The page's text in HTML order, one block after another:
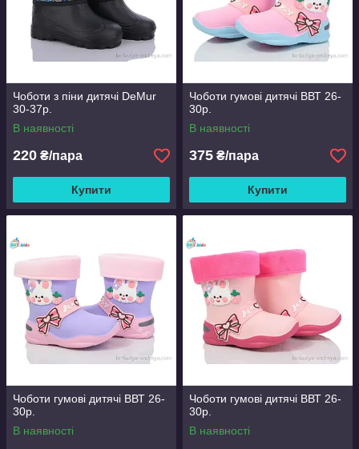
Чоботи з піни дитячі DeMur
30-37р.
В наявності
220 ₴/пара
Купити
Чоботи гумові дитячі ВВТ 26-
30р.
В наявності
375 ₴/пара
Купити
Чоботи гумові дитячі ВВТ 26-
30р.
В наявності
Чоботи гумові дитячі ВВТ 26-
30р.
В наявності